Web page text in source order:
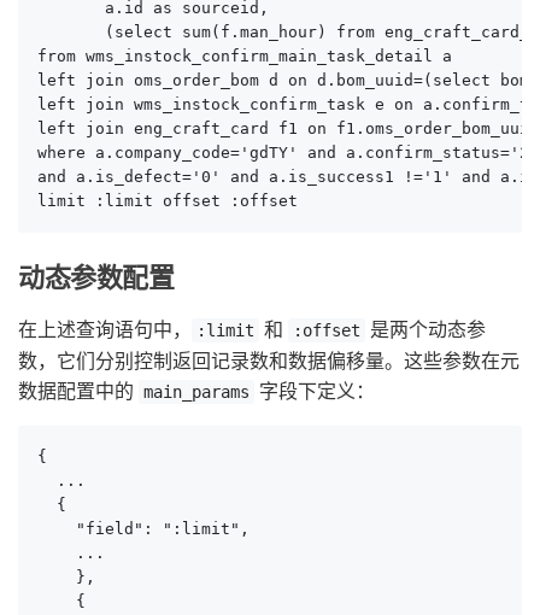
       a.id as sourceid,
(select sum(f.man_hour) from
from wms_instock_confirm_main_task_detail a
left join oms_order_bom d on d.bom_uuid=(select
left join wms_instock_confirm_task e on
left join eng_craft_card f1 on
where a.company_code='gdTY' and
and a.is_defect='0' and a.is_success1 !='1' and
limit :limit offset :offset
动态参数配置
在上述查询语句中， :limit 和 :offset
是两个动态参
数，它们分别控制返回记录数和数据偏移量。这些参数在元
数据配置中的 main_params 字段下定义：
{
  ...
  {
    "field": ":limit",
    ...
    },
    {